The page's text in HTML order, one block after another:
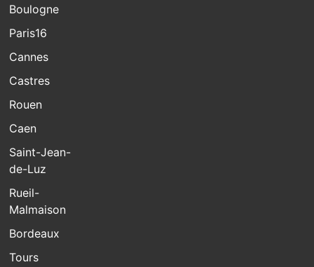
Boulogne
Paris16
Cannes
Castres
Rouen
Caen
Saint-Jean-
de-Luz
Rueil-
Malmaison
Bordeaux
Tours